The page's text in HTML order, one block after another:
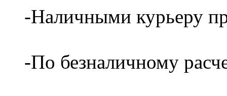
-Наличными курьеру
-По безналичному